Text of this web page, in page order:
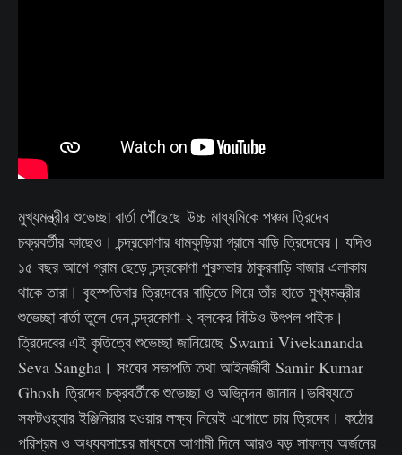
মুখ্যমন্ত্রীর শুভেচ্ছা বার্তা পৌঁছেছে উচ্চ মাধ্যমিকে পঞ্চম ত্রিদেব
চক্রবর্তীর কাছেও। চন্দ্রকোণার ধামকুড়িয়া গ্রামে বাড়ি ত্রিদেবের। যদিও
১৫ বছর আগে গ্রাম ছেড়ে চন্দ্রকোণা পুরসভার ঠাকুরবাড়ি বাজার এলাকায়
থাকে তারা। বৃহস্পতিবার ত্রিদেবের বাড়িতে গিয়ে তাঁর হাতে মুখ্যমন্ত্রীর
শুভেচ্ছা বার্তা তুলে দেন চন্দ্রকোণা-২ ব্লকের বিডিও উৎপল পাইক।
ত্রিদেবের এই কৃতিত্বে শুভেচ্ছা জানিয়েছে Swami Vivekananda
Seva Sangha। সংঘের সভাপতি তথা আইনজীবী Samir Kumar
Ghosh ত্রিদেব চক্রবর্তীকে শুভেচ্ছা ও অভিনন্দন জানান।ভবিষ্যতে
সফটওয়্যার ইঞ্জিনিয়ার হওয়ার লক্ষ্য নিয়েই এগোতে চায় ত্রিদেব। কঠোর
পরিশ্রম ও অধ্যবসায়ের মাধ্যমে আগামী দিনে আরও বড় সাফল্য অর্জনের